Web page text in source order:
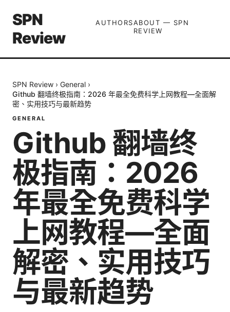
SPN
Review
AUTHORSABOUT — SPN
REVIEW
SPN Review › General ›
Github 翻墙终极指南：2026 年最全免费科学上网教程—全面解
密、实用技巧与最新趋势
GENERAL
Github 翻墙终
极指南：2026
年最全免费科学
上网教程—全面
解密、实用技巧
与最新趋势